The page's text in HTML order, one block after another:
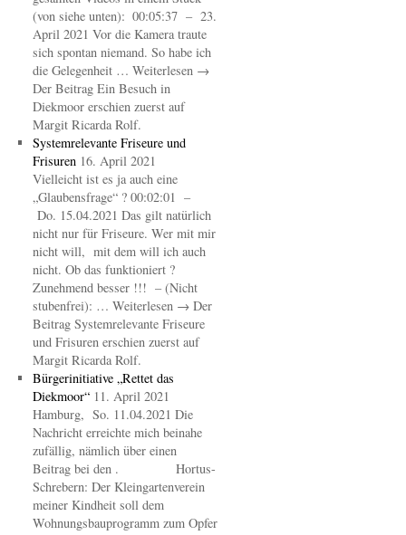
(von siehe unten): 00:05:37 – 23.
April 2021 Vor die Kamera traute
sich spontan niemand. So habe ich
die Gelegenheit … Weiterlesen →
Der Beitrag Ein Besuch in
Diekmoor erschien zuerst auf
Margit Ricarda Rolf.
Systemrelevante Friseure und
Frisuren 16. April 2021
Vielleicht ist es ja auch eine
„Glaubensfrage“ ? 00:02:01 –
Do. 15.04.2021 Das gilt natürlich
nicht nur für Friseure. Wer mit mir
nicht will, mit dem will ich auch
nicht. Ob das funktioniert ?
Zunehmend besser !!! – (Nicht
stubenfrei): … Weiterlesen → Der
Beitrag Systemrelevante Friseure
und Frisuren erschien zuerst auf
Margit Ricarda Rolf.
Bürgerinitiative „Rettet das
Diekmoor“ 11. April 2021
Hamburg, So. 11.04.2021 Die
Nachricht erreichte mich beinahe
zufällig, nämlich über einen
Beitrag bei den . Hortus-
Schrebern: Der Kleingartenverein
meiner Kindheit soll dem
Wohnungsbauprogramm zum Opfer